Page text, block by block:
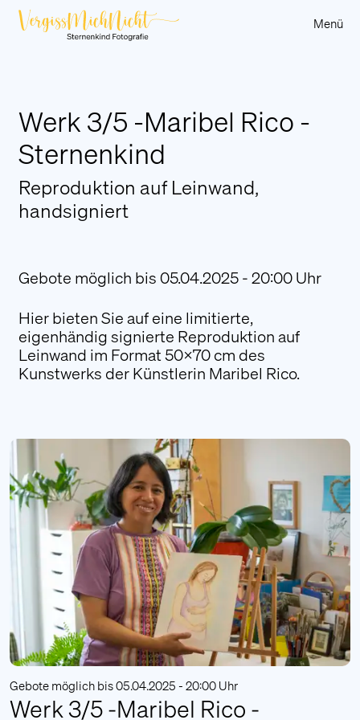
Menü
Über uns
Sternenkinder
Sternenkind-Eltern
Berichte
Kunstauktion
Sternenbänkle Vorarlberg
An Stern für a Sternle
Trauerwanderung
Literatur
FAQ
Login
Kontakt
Wir stehen Ihnen gerne bei Fragen oder
Wünschen persönlich zur Verfügung.
Kontaktieren Sie uns
Alarmierung
Unsere Fotograf:innen stehen auf Wunsch von
Sternenkind-Eltern in allen Vorarlberger
Krankenhäusern zur Verfügung. Betroffene
Werk 3/5 -Maribel Rico -
Sternenkind
Reproduktion auf Leinwand,
handsigniert
Gebote möglich bis 05.04.2025 - 20:00 Uhr
Hier bieten Sie auf eine limitierte,
eigenhändig signierte Reproduktion auf
Leinwand im Format 50x70 cm des
Kunstwerks der Künstlerin Maribel Rico.
Gebote möglich bis 05.04.2025 - 20:00 Uhr
Werk 3/5 -Maribel Rico -